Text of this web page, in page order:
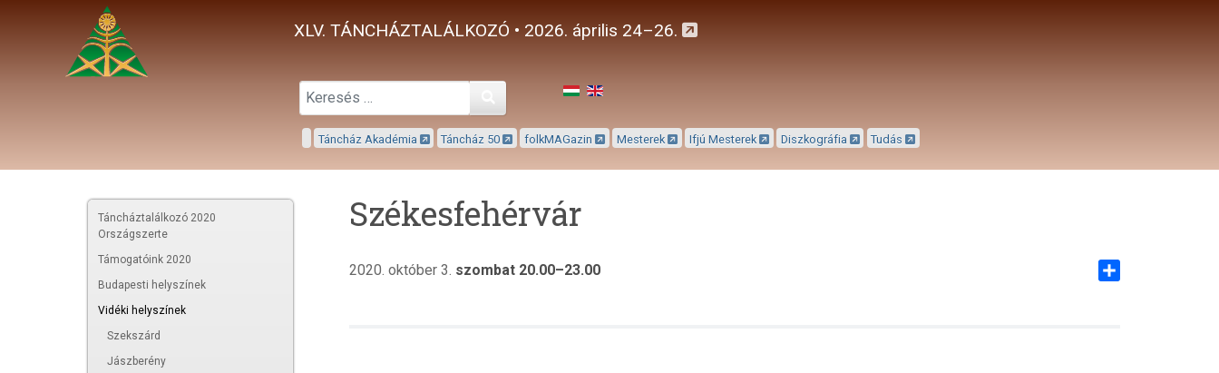
XLV. TÁNCHÁZTALÁLKOZÓ • 2026. április 24–26.
Keresés
Táncház Akadémia Táncház 50 folkMAGazin Mesterek Ifjú Mesterek Diszkográfia Tudás
Táncháztalálkozó 2020
Országszerte
Támogatóink 2020
Budapesti helyszínek
Vidéki helyszínek
Szekszárd
Jászberény
Székesfehérvár
2020. október 3. szombat 20.00–23.00